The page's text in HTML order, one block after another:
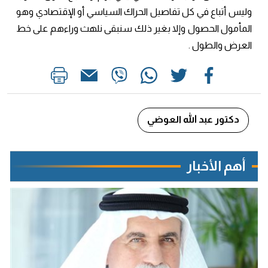
وليس أتباع في كل تفاصيل الحراك السياسي أو الإقتصادي وهو
المأمول الحصول وإلا بغير ذلك سنبقى نلهث وراءهم على خط
العرض والطول .
دكتور عبد الله العوضي
أهم الأخبار